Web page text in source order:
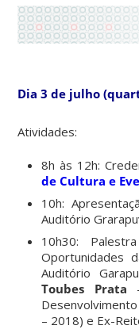
Dia 3 de julho
Atividades:
8h às 12h:
de Cultura e
10h:
Auditório
10h30:
Oportunidades
Auditório
Toubes Prata
– 2018) e Ex-